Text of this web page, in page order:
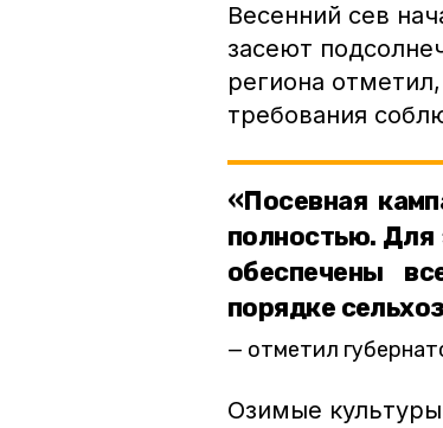
Весенний сев
засеют
региона
требования
«Посевная
полностью. Для
обеспечены
порядке
отметил
Озимые